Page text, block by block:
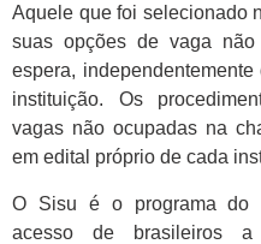
Aquele que foi selecionado
suas opções de vaga
espera, independentemente
instituição. Os
vagas não ocupadas na
em edital próprio de cada
O Sisu é o programa do
acesso de brasileiros